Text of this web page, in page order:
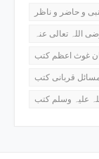
و حاضر و ناظر
اللہ تعالی عنہ
غوث اعظم کتب
قربانی کتب
علیہ وسلم کتب